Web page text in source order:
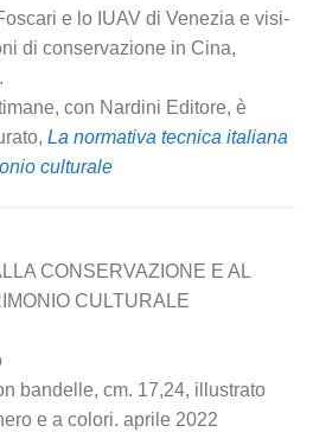
e lo IUAV di Venezia e visi­
di conservazione in Cina,
con Nardini Editore, è
La normativa tecnica italiana
culturale
CONSERVAZIONE E AL
CULTURALE
bandelle, cm. 17,24, illustrato
e a colori. aprile 2022